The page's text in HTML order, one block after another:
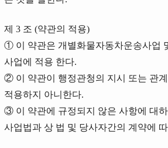
제 3 조 (약관의 적용)
① 이 약관은 개별화물자동차운송사업
사업에 적용 한다.
② 이 약관이 행정관청의 지시 또는 관
적용하지 아니한다.
③ 이 약관에 규정되지 않은 사항에 대
사업법과 상 법 및 당사자간의 계약에